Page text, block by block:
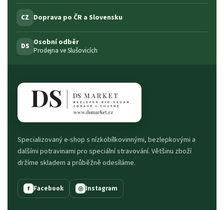
CZ Doprava po ČR a Slovensku
DS Osobní odběr
Prodejna ve Slušovicích
Specializovaný e-shop s nízkobílkovinnými, bezlepkovými a
dalšími potravinami pro speciální stravování. Většinu zboží
držíme skladem a průběžně odesíláme.
f Facebook ◎ Instagram